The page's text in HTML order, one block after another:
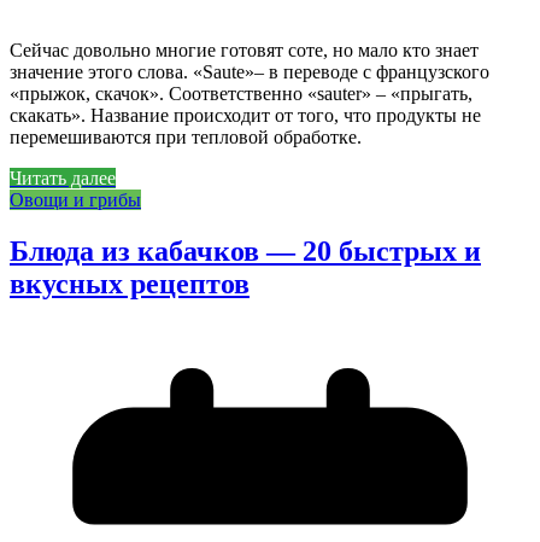
Сейчас довольно многие готовят соте, но мало кто знает
значение этого слова. «Saute»– в переводе с французского
«прыжок, скачок». Соответственно «sauter» – «прыгать,
скакать». Название происходит от того, что продукты не
перемешиваются при тепловой обработке.
Читать далее
Овощи и грибы
Блюда из кабачков — 20 быстрых и
вкусных рецептов